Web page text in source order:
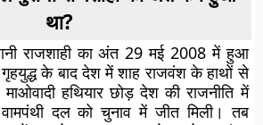
था?
राजशाही का अंत 29 मई 2008 में हुआ
के बाद देश में शाह राजवंश के हाथों से
हथियार छोड़ देश की राजनीति में
दल को चुनाव में जीत मिली। तब